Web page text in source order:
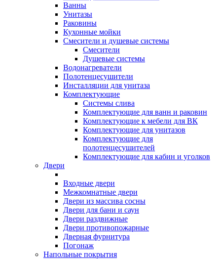
Ванны
Унитазы
Раковины
Кухонные мойки
Смесители и душевые системы
Смесители
Душевые системы
Водонагреватели
Полотенцесушители
Инсталляции для унитаза
Комплектующие
Системы слива
Комплектующие для ванн и раковин
Комплектующие к мебели для ВК
Комплектующие для унитазов
Комплектующие для
полотенцесушителей
Комплектующие для кабин и уголков
Двери
Входные двери
Межкомнатные двери
Двери из массива сосны
Двери для бани и саун
Двери раздвижные
Двери противопожарные
Дверная фурнитура
Погонаж
Напольные покрытия